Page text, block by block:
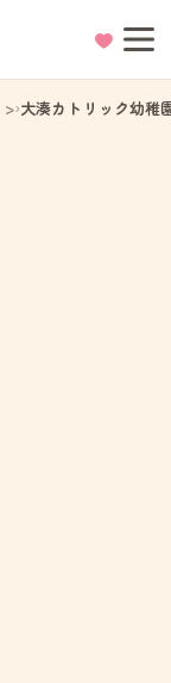
大湊カトリック幼稚